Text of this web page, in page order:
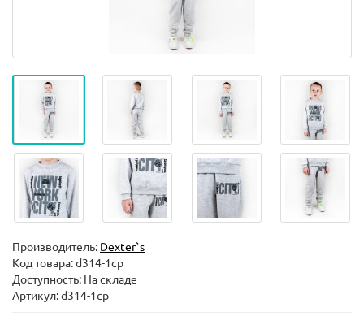
Производитель: Dexter`s
Код товара:d314-1ср
Доступность: На складе
Артикул: d314-1ср